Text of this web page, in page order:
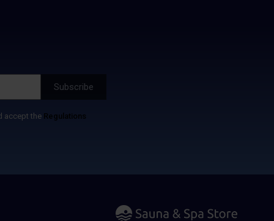
accept the Regulations